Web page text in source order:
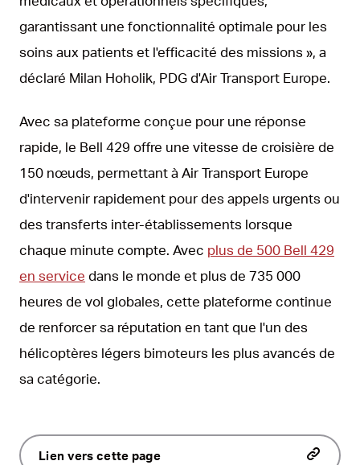
garantissant une fonctionnalité optimale pour les
soins aux patients et l'efficacité des missions », a
déclaré Milan Hoholik, PDG d'Air Transport Europe.
Avec sa plateforme conçue pour une réponse
rapide, le Bell 429 offre une vitesse de croisière de
150 nœuds, permettant à Air Transport Europe
d'intervenir rapidement pour des appels urgents ou
des transferts inter-établissements lorsque
chaque minute compte. Avec plus de 500 Bell 429
en service dans le monde et plus de 735 000
heures de vol globales, cette plateforme continue
de renforcer sa réputation en tant que l'un des
hélicoptères légers bimoteurs les plus avancés de
sa catégorie.
Lien vers cette page